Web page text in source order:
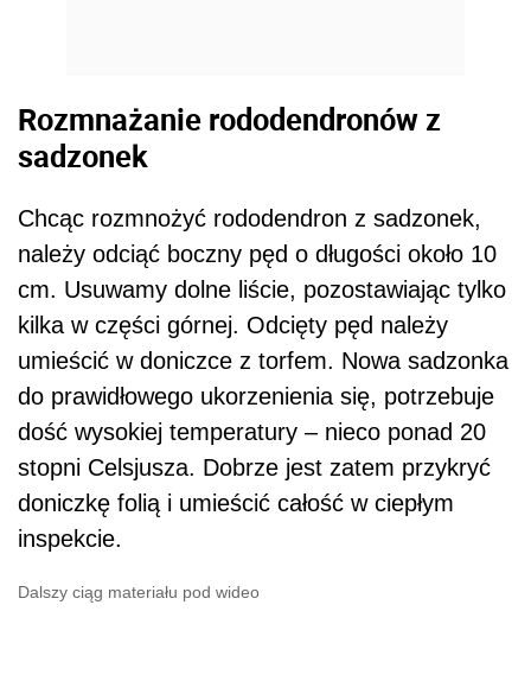
Rozmnażanie rododendronów z
sadzonek
Chcąc rozmnożyć rododendron z sadzonek,
należy odciąć boczny pęd o długości około 10
cm. Usuwamy dolne liście, pozostawiając tylko
kilka w części górnej. Odcięty pęd należy
umieścić w doniczce z torfem. Nowa sadzonka
do prawidłowego ukorzenienia się, potrzebuje
dość wysokiej temperatury – nieco ponad 20
stopni Celsjusza. Dobrze jest zatem przykryć
doniczkę folią i umieścić całość w ciepłym
inspekcie.
Dalszy ciąg materiału pod wideo